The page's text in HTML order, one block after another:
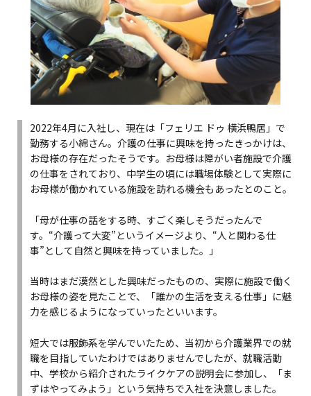
2022年4月に入社し、現在は「フェリエ ドゥ 横浜鴨居」で
勤務する小綿さん。介護の仕事に興味を持ったきっかけは、
お母様の存在だったそうです。お母様は障がい者施設で介護
の仕事をされており、中学生の頃には職場体験として実際に
お母様が働かれている施設を訪れる機会もあったとのこと。
「母が仕事の話をする時、すごく楽しそうだったんで
す。“介護って大変”というイメージより、“人と関わる仕
事”として自然と興味を持っていました。」
当時はまだ漠然とした興味だったものの、実際に施設で働く
お母様の姿を見たことで、「誰かの生活を支える仕事」に魅
力を感じるようになっていったといいます。
短大では服飾系を学んでいたため、当初から介護業界での就
職を目指していたわけではありませんでしたが、就職活動
中、学校から紹介されたライクケアの説明会に参加し、「ま
ずはやってみよう」という気持ちで入社を決意しました。